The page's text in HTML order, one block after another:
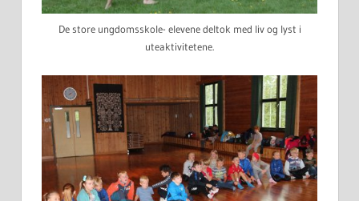
De store ungdomsskole- elevene deltok med liv og lyst i
uteaktivitetene.